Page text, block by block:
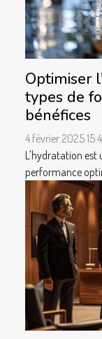
Optimiser
types de
bénéfices
4 février 2025
L'hydratation est
performance